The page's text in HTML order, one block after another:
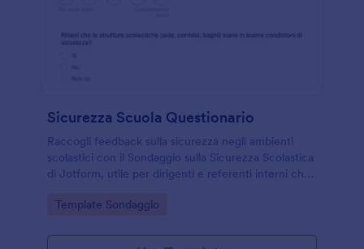
Sicurezza Scuola Questionario
Raccogli feedback sulla sicurezza negli ambienti
scolastici con il Sondaggio sulla Sicurezza Scolastica
di Jotform, utile per dirigenti e referenti interni che
priorità di intervento.
Go to Category:
Template Sondaggio